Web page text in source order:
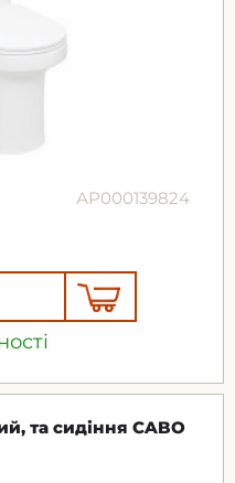
АР000139824
та сидіння CABO